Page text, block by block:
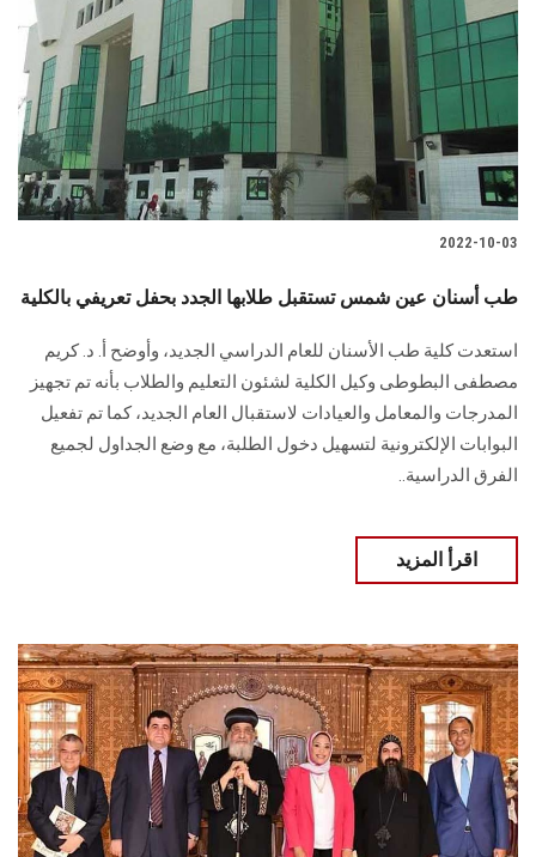
2022-10-03
طب أسنان عين شمس تستقبل طلابها الجدد بحفل تعريفي بالكلية
استعدت كلية طب الأسنان للعام الدراسي الجديد، وأوضح أ. د. كريم
مصطفى البطوطى وكيل الكلية لشئون التعليم والطلاب بأنه تم تجهيز
المدرجات والمعامل والعيادات لاستقبال العام الجديد، كما تم تفعيل
البوابات الإلكترونية لتسهيل دخول الطلبة، مع وضع الجداول لجميع
الفرق الدراسية..
اقرأ المزيد